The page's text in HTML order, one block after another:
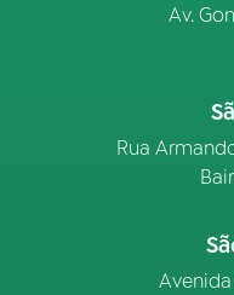
Av.
Rua
Avenida